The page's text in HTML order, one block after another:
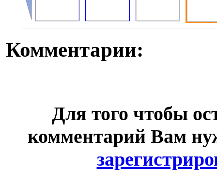
Комментарии:
Для того чтобы
комментарий Вам